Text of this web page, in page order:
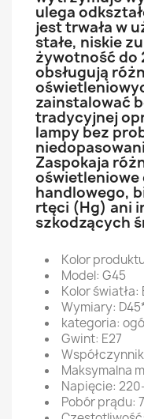
ulega
jest trwała w
stałe, niskie
żywotność do
obsługują
zainstalować
tradycyjnej
lampy bez
Zaspokaja
handlowego,
rtęci (Hg) ani
szkodzących
Kolor
Model: G45
Kolor światła:
Wymiary:
kategoria:
Gwint: E27
Maksymalna
Napięcie:
Pobór prądu: